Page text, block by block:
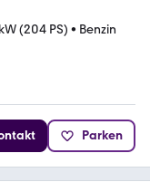
(204 PS) • Benzin
Parken